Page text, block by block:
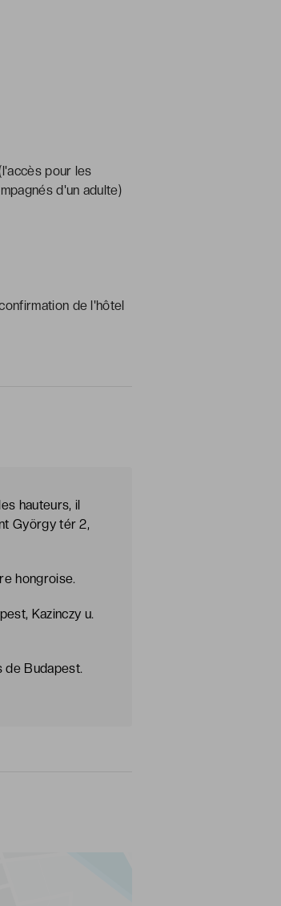
pour les
d'un adulte)
de l'hôtel
hauteurs, il
György tér 2,
hongroise.
Kazinczy u.
de Budapest.